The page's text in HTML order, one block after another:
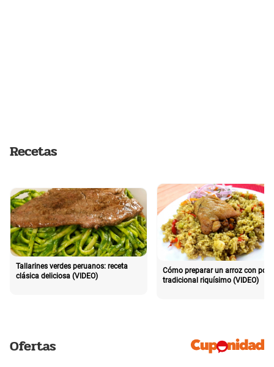
Recetas
Tallarines verdes peruanos: receta
clásica deliciosa (VIDEO)
Cómo preparar un arroz con pollo
tradicional riquísimo (VIDEO)
Ofertas